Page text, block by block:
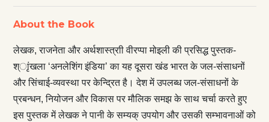
About the Book
लेखक, राजनेता और अर्थशास्त्राी वीरप्पा मोइली की प्रसिद्ध पुस्तक-
श्ाृंखला ‘अनलेशिंग इंडिया’ का यह दूसरा खंड भारत के जल-संसाधनों
और सिंचाई-व्यवस्था पर केन्द्रित है। देश में उपलब्ध जल-संसाधनों के
प्रबन्धन, नियोजन और विकास पर मौलिक समझ के साथ चर्चा करते हुए
इस पुस्तक में लेखक ने पानी के सम्यक् उपयोग और उसकी सम्भावनाओं को